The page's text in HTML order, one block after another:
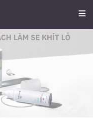
LÀM SE KHÍT LỖ